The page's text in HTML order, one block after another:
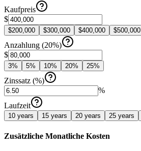
Kaufpreis
$
$200,000 $300,000 $400,000 $500,000
Anzahlung (20%)
$
3% 5% 10% 20% 25%
Zinssatz (%)
%
Laufzeit
10 years 15 years 20 years 25 years
Zusätzliche Monatliche Kosten